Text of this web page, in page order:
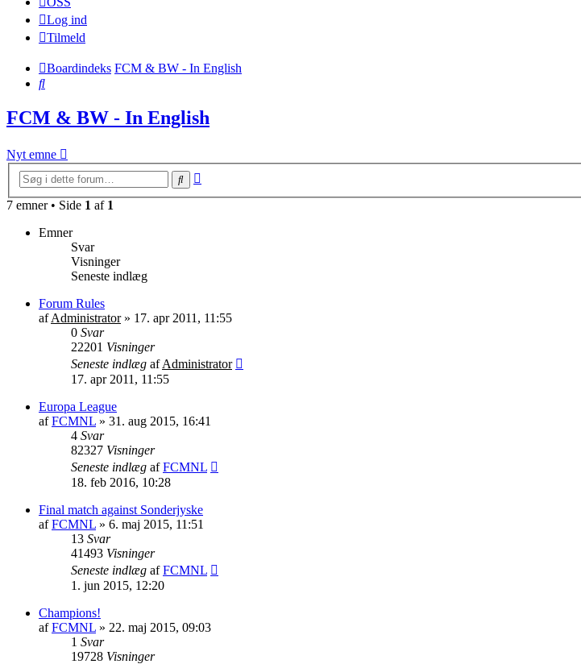
Log ind
Tilmeld
Boardindeks FCM & BW - In English
Søg
FCM & BW - In English
Nyt emne
Søg
7 emner • Side 1 af 1
Emner
Svar
Visninger
Seneste indlæg
Forum Rules
afAdministrator» 17. apr 2011, 11:55
0 Svar
22201 Visninger
Seneste indlæg afAdministrator
17. apr 2011, 11:55
Europa League
afFCMNL » 31. aug 2015, 16:41
4 Svar
82327 Visninger
Seneste indlæg afFCMNL
18. feb 2016, 10:28
Final match against Sonderjyske
afFCMNL » 6. maj 2015, 11:51
13 Svar
41493 Visninger
Seneste indlæg afFCMNL
1. jun 2015, 12:20
Champions!
afFCMNL » 22. maj 2015, 09:03
1 Svar
19728 Visninger